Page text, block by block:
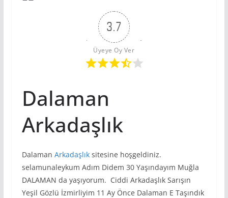
3.7
Üyeye Oy Ver
Dalaman
Arkadaşlık
Dalaman Arkadaşlıksitesine hoşgeldiniz.
selamunaleykum Adım Didem 30 Yaşındayım Muğla
DALAMAN da yaşıyorum. Ciddi Arkadaşlık Sarışın
Yeşil Gözlü İzmirliyim 11 Ay Önce Dalaman E Taşındık